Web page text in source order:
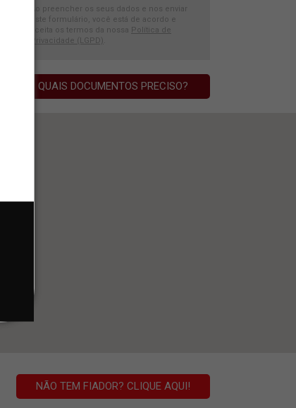
Ao preencher os seus dados e nos enviar
este formulário, você está de acordo e
aceita os termos da nossa
Política de
Privacidade (LGPD)
QUAIS DOCUMENTOS PRECISO?